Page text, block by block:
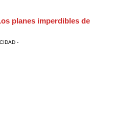
planes imperdibles de
-